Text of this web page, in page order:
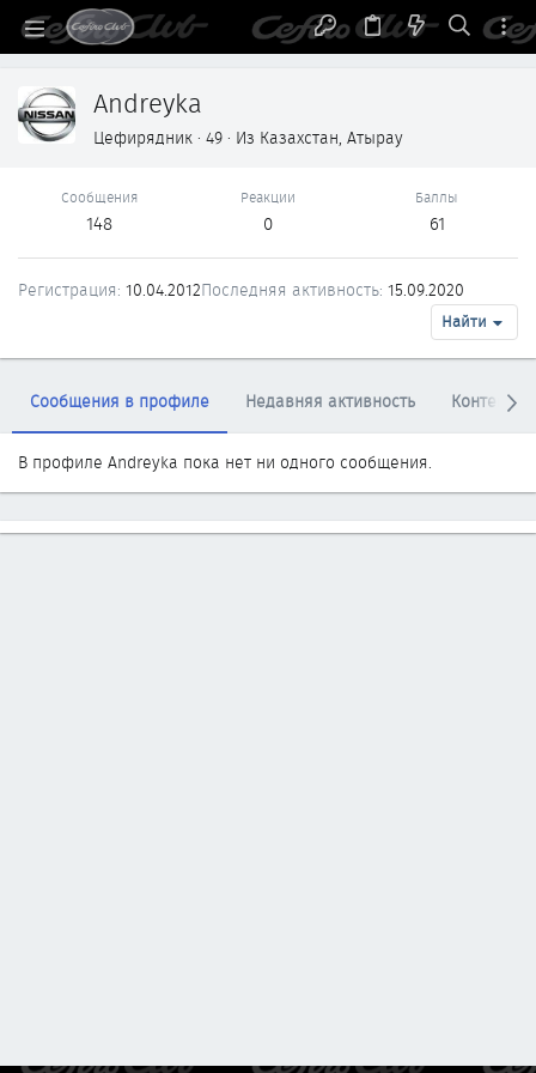
Andreyka
Цефирядник · 49 · Из Казахстан, Атырау
Сообщения
148
Реакции
0
Баллы
61
Регистрация 10.04.2012Последняя активность 15.09.2020
Найти
Сообщения в профиле Недавняя активность Контент
В профиле Andreyka пока нет ни одного сообщения.